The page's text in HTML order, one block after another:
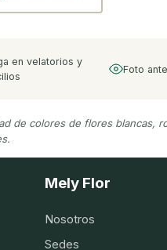
en velatorios y
Foto
de colores de flores blancas,
Mely Flor
Nosotros
Sedes